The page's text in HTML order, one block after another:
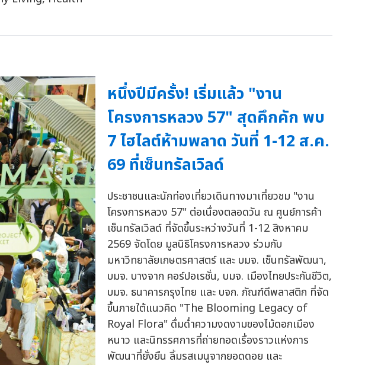
หนึ่งปีมีครั้ง! เริ่มแล้ว "งาน
โครงการหลวง 57" สุดคึกคัก พบ
7 ไฮไลต์ห้ามพลาด วันที่ 1-12 ส.ค.
69 ที่เซ็นทรัลเวิลด์
ประชาชนและนักท่องเที่ยวเดินทางมาเที่ยวชม "งาน
โครงการหลวง 57" ต่อเนื่องตลอดวัน ณ ศูนย์การค้า
เซ็นทรัลเวิลด์ ที่จัดขึ้นระหว่างวันที่ 1-12 สิงหาคม
2569 จัดโดย มูลนิธิโครงการหลวง ร่วมกับ
มหาวิทยาลัยเกษตรศาสตร์ และ บมจ. เซ็นทรัลพัฒนา,
บมจ. บางจาก คอร์ปอเรชั่น, บมจ. เมืองไทยประกันชีวิต,
บมจ. ธนาคารกรุงไทย และ บจก. ภัณฑ์ดีพลาสติก ที่จัด
ขึ้นภายใต้แนวคิด "The Blooming Legacy of
Royal Flora" ดื่มด่ำความงดงามของไม้ดอกเมือง
หนาว และนิทรรศการที่ถ่ายทอดเรื่องราวแห่งการ
พัฒนาที่ยั่งยืน ลิ้มรสเมนูจากยอดดอย และ